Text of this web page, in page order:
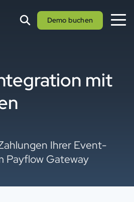
Demo buchen
mit
Ihrer Event-
Payflow Gateway